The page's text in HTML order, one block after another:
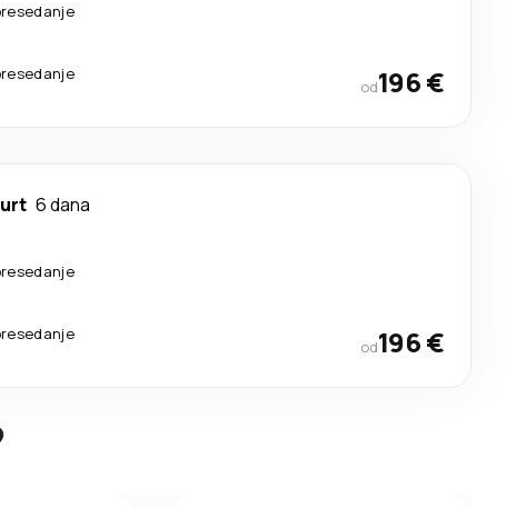
od196 €
6 dana
od196 €